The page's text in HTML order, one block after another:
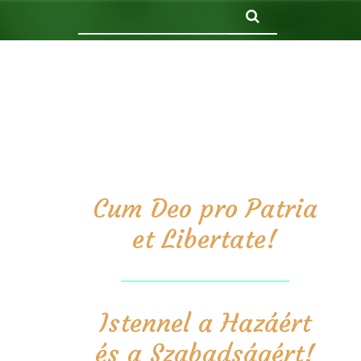
Cum Deo pro Patria
et Libertate!
Istennel a Hazáért
és a Szabadságért!